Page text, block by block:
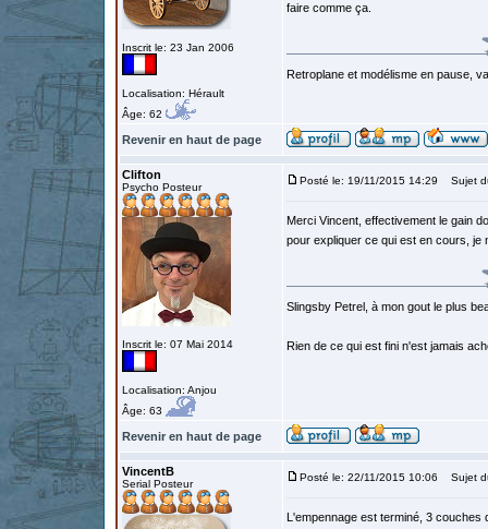
Inscrit le: 23 Jan 2006
Localisation: Hérault
Âge: 62
faire comme ça.
Retroplane et modélisme en pause,
Revenir en haut de page
Clifton
Psycho Posteur
Inscrit le: 07 Mai 2014
Localisation: Anjou
Âge: 63
Posté le: 19/11/2015 14:29 Sujet
Merci Vincent, effectivement le gain
pour expliquer ce qui est en cours, je
Slingsby Petrel, à mon gout le plus
Rien de ce qui est fini n'est jamais
Revenir en haut de page
VincentB
Serial Posteur
Posté le: 22/11/2015 10:06 Sujet
L'empennage est terminé, 3 couches